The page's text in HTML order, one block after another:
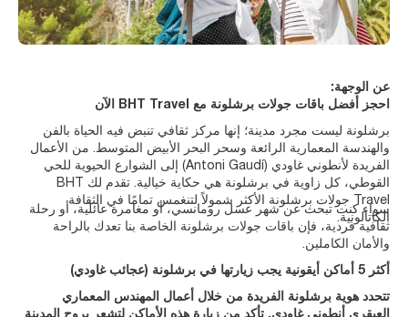
عن الوجهة:
احجز أفضل باقات جولات برشلونة مع BHT Travel الآن
برشلونة ليست مجرد مدينة؛ إنها مركز ثقافي تنبض فيه الحياة بالفن
والهندسة المعمارية الرائعة وسحر البحر الأبيض المتوسط. من الأعمال
الفريدة لأنطوني غاودي (Antoni Gaudí) إلى الشوارع الحيوية للحي
القوطي، كل زاوية في برشلونة هي حكاية خيالية. تقدم لك BHT
Travel جولات برشلونة الأكثر شمولاً لتنغمس تمامًا في الثقافة
الكاتالونية.
سواء كنت تبحث عن شهر عسل رومانسي، أو مغامرة عائلية، أو رحلة
ثقافية فردية، فإن باقات جولات برشلونة الخاصة بنا تعدك بالراحة
والأمان الكاملين.
أكثر 5 أماكن أيقونية يجب زيارتها في برشلونة (عجائب غاودي)
تتحدد هوية برشلونة الفريدة من خلال أعمال المهندس المعماري